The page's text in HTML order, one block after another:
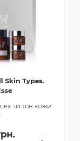
Skin Types.
типов кожи